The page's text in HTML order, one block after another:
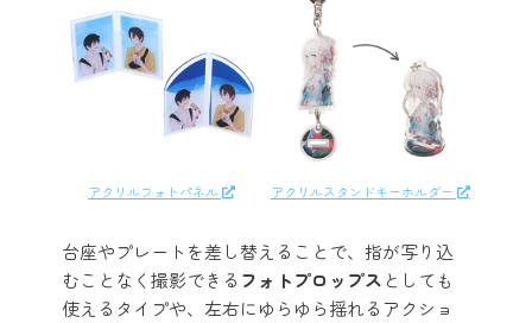
アクリルフォトパネル アクリルスタンドキーホルダー
台座やプレートを差し替えることで、指が写り込
むことなく撮影できる フォトプロップス としても
使えるタイプや、左右にゆらゆら揺れるアクショ